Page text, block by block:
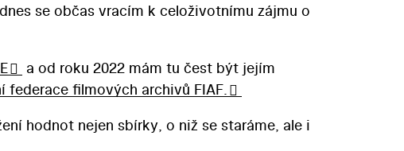
se občas vracím k celoživotnímu zájmu o
a od roku 2022 mám tu čest být jejím
federace filmových archivů FIAF.
hodnot nejen sbírky, o niž se staráme, ale i